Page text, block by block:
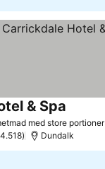
med store portioner
& Spa
4.518 Dundalk